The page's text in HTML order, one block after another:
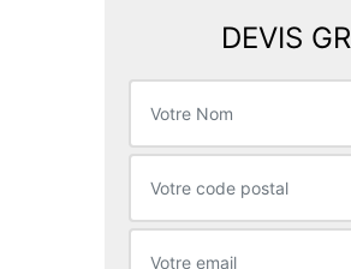
DEVIS